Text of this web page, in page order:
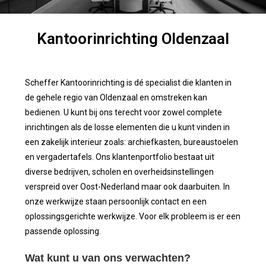
Kantoorinrichting Oldenzaal
Scheffer Kantoorinrichting is dé specialist die klanten in
de gehele regio van Oldenzaal en omstreken kan
bedienen. U kunt bij ons terecht voor zowel complete
inrichtingen als de losse elementen die u kunt vinden in
een zakelijk interieur zoals: archiefkasten, bureaustoelen
en vergadertafels. Ons klantenportfolio bestaat uit
diverse bedrijven, scholen en overheidsinstellingen
verspreid over Oost-Nederland maar ook daarbuiten. In
onze werkwijze staan persoonlijk contact en een
oplossingsgerichte werkwijze. Voor elk probleem is er een
passende oplossing.
Wat kunt u van ons verwachten?